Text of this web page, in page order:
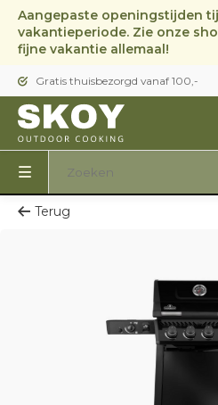
Aangepaste openingstijden
vakantieperiode. Zie onze
fijne vakantie allemaal!
Gratis thuisbezorgd vanaf 100,-
Terug